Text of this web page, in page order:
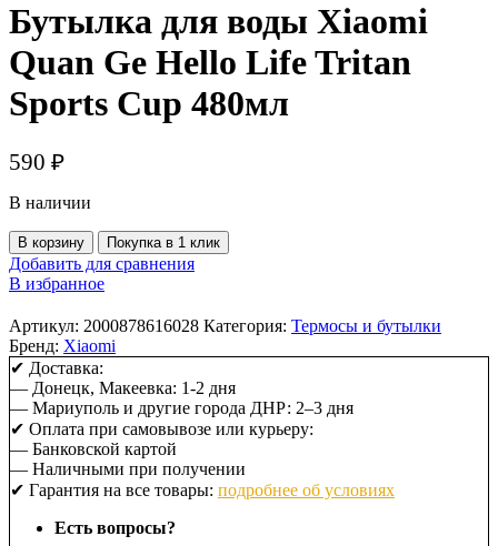
Бутылка для воды Xiaomi
Quan Ge Hello Life Tritan
Sports Cup 480мл
590 ₽
В наличии
Количество
товара
Бутылка
воды
Xiaomi
Quan
Ge
Hello
Life
Tritan
Sports
Cup
480мл
В корзину Покупка в 1 клик
Добавить для сравнения
В избранное
Артикул: 2000878616028 Категория: Термосы и бутылки
Бренд: Xiaomi
✔ Доставка:
— Донецк, Макеевка: 1-2 дня
— Мариуполь и другие города ДНР: 2–3 дня
✔ Оплата при самовывозе или курьеру:
— Банковской картой
— Наличными при получении
✔ Гарантия на все товары: подробнее об условиях
Есть вопросы?